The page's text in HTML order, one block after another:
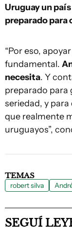
Uruguay un
preparado para
“Por eso,
fundamental.
necesita. Y
preparado para
seriedad, y
que realmente
uruguayos”,
TEMAS
robert silva
SEGUÍ